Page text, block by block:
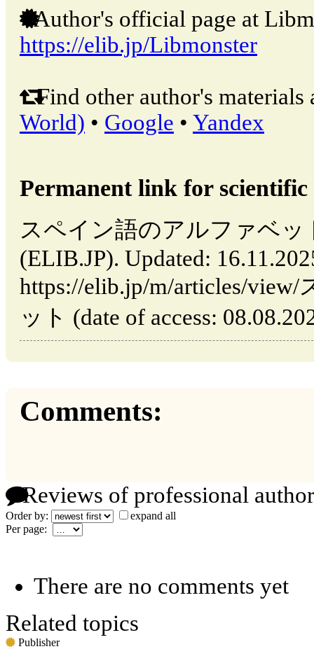
Author's official page at
https://elib.jp/Libmonster
Find other author's materials
World) • Google • Yandex
Permanent link for
スペイン語のアルファベッ
(ELIB.JP). Updated:
https://elib.jp/m/articles/
ット (date of access:
Comments:
Reviews of professional
Order by:
expand all
Per page:
There are no comments yet
Related topics
Publisher